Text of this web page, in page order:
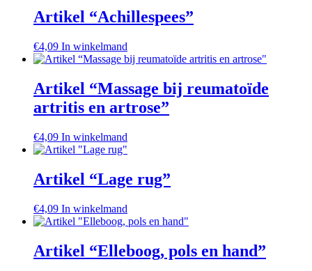
Artikel “Achillespees”
€4,09 In winkelmand
Artikel “Massage bij reumatoïde
artritis en artrose”
€4,09 In winkelmand
Artikel “Lage rug”
€4,09 In winkelmand
Artikel “Elleboog, pols en hand”